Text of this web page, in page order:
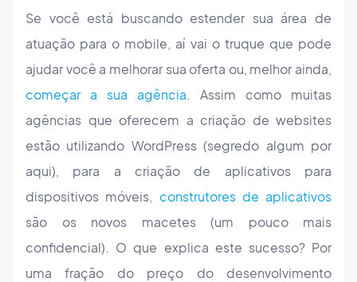
Se você está buscando estender sua área de
atuação para o mobile, aí vai o truque que pode
ajudar você a melhorar sua oferta ou, melhor ainda,
começar a sua agência. Assim como muitas
agências que oferecem a criação de websites
estão utilizando WordPress (segredo algum por
aqui), para a criação de aplicativos para
dispositivos móveis, construtores de aplicativos
são os novos macetes (um pouco mais
confidencial). O que explica este sucesso? Por
uma fração do preço do desenvolvimento